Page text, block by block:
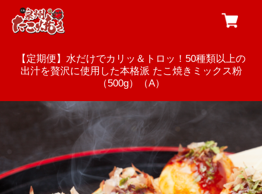
【定期便】水だけでカリッ＆トロッ！50種類以上の
出汁を贅沢に使用した本格派 たこ焼きミックス粉
（500g）（A）